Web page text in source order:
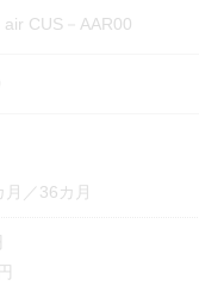
CUS－AAR00
／36カ月